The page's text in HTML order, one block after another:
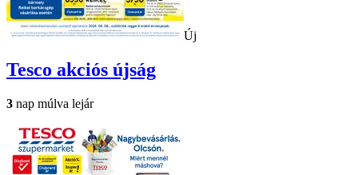
Új
Tesco akciós újság
3 nap múlva lejár